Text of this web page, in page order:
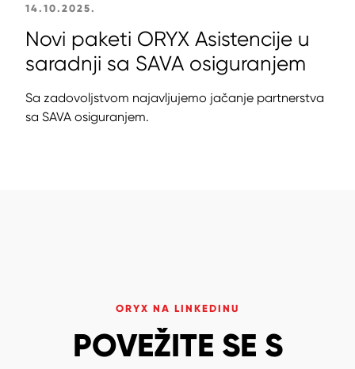
14.10.2025.
Novi paketi ORYX Asistencije u
saradnji sa SAVA osiguranjem
Sa zadovoljstvom najavljujemo jačanje partnerstva
sa SAVA osiguranjem.
ORYX NA LINKEDINU
POVEŽITE SE S